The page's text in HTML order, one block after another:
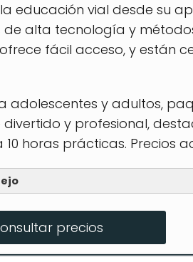
educación vial desde su
de alta tecnología y
fácil acceso, y están
adolescentes y adultos,
y profesional,
horas prácticas. Precios
precios